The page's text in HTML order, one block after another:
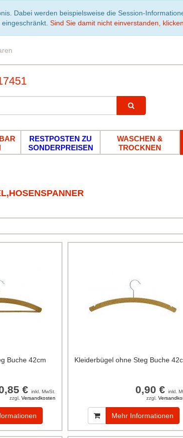
Dabei werden beispielsweise die Session-
Sind Sie damit nicht einverstanden,
RESTPOSTEN ZU
SONDERPREISEN
WASCHEN &
TROCKNEN
Buche 42cm
€inkl. MwSt.
zzgl.Versandkosten
Kleiderbügel ohne Steg Buche
0,90 €inkl.
zzgl.
Mehr Informationen